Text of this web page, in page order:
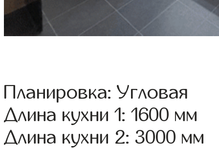
Планировка: Угловая
Длина кухни 1: 1600 мм
Длина кухни 2: 3000 мм